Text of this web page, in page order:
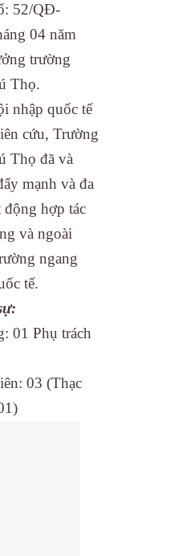
52/QĐ-
04 năm
trường
Thọ.
nhập quốc tế
cứu, Trường
Thọ đã và
mạnh và đa
động hợp tác
và ngoài
ngang
tế.
01 Phụ trách
03 (Thạc